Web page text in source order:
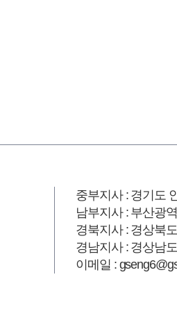
중부지사 : 경기도
남부지사 : 부산광
경북지사 : 경상북
경남지사 : 경상남
이메일 :